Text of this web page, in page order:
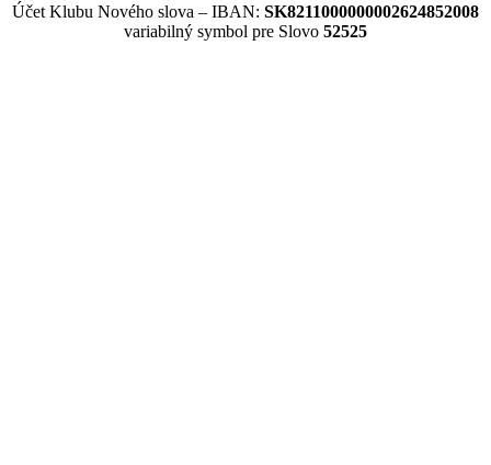
Účet Klubu Nového slova – IBAN: SK8211000000002624852008
variabilný symbol pre Slovo 52525